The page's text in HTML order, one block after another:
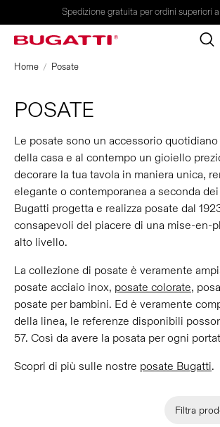
Spedizione gratuita per ordini superiori
Home Posate
POSATE
Le posate sono un accessorio
della casa e al contempo un gioiello
decorare la tua tavola in maniera unica,
elegante o contemporanea a seconda
Bugatti progetta e realizza posate dal
consapevoli del piacere di una mise-en-
alto livello.
La collezione di posate è veramente
posate acciaio inox, posate colorate,
posate per bambini. Ed è veramente
della linea, le referenze disponibili
57. Così da avere la posata per ogni
Scopri di più sulle nostre posate Bugatti.
Filtra